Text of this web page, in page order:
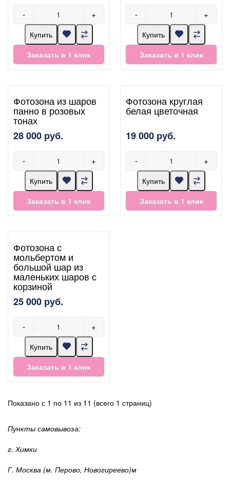
- +
Купить
Заказать в 1 клик
- +
Купить
Заказать в 1 клик
Фотозона из шаров
панно в розовых
тонах
28 000 руб.
- +
Купить
Заказать в 1 клик
Фотозона круглая
белая цветочная
19 000 руб.
- +
Купить
Заказать в 1 клик
Фотозона с
мольбертом и
большой шар из
маленьких шаров с
корзиной
25 000 руб.
- +
Купить
Заказать в 1 клик
Показано с 1 по 11 из 11 (всего 1 страниц)
Пункты самовывоза:
г. Химки
Г. Москва (м. Перово, Новогиреево)м